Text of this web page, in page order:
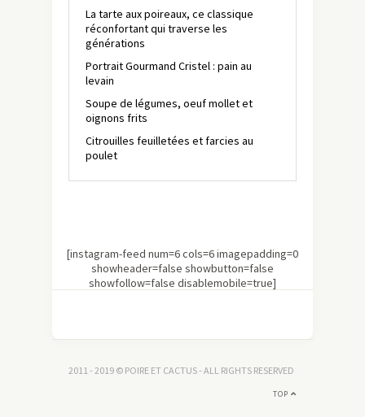
La tarte aux poireaux, ce classique
réconfortant qui traverse les
générations
Portrait Gourmand Cristel : pain au
levain
Soupe de légumes, oeuf mollet et
oignons frits
Citrouilles feuilletées et farcies au
poulet
[instagram-feed num=6 cols=6 imagepadding=0
showheader=false showbutton=false
showfollow=false disablemobile=true]
2011 - 2019 © POIRE ET CACTUS - ALL RIGHTS RESERVED
TOP